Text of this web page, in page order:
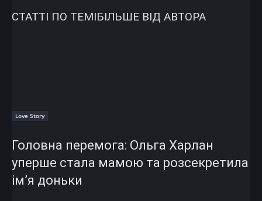
СТАТТІ ПО ТЕМІБІЛЬШЕ ВІД АВТОРА
Love Story
Головна перемога: Ольга Харлан
уперше стала мамою та розсекретила
ім’я доньки